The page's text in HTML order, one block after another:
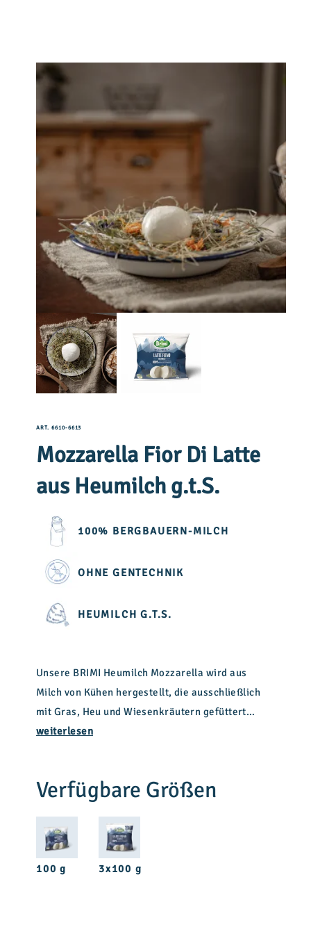
ART. 6610-6613
Mozzarella Fior Di Latte
aus Heumilch g.t.S.
100% BERGBAUERN-MILCH
OHNE GENTECHNIK
HEUMILCH G.T.S.
Unsere BRIMI Heumilch Mozzarella wird aus
Milch von Kühen hergestellt, die ausschließlich
mit Gras, Heu und Wiesenkräutern gefüttert
werden. Das sorgt für einen besonders
für garantiert traditionelle Spezialität
weiterlesen
Verfügbare Größen
100 g 3x100 g